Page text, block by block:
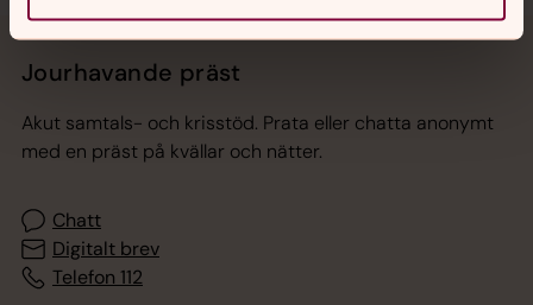
Jourhavande präst
Akut samtals- och krisstöd. Prata eller chatta anonymt
med en präst på kvällar och nätter.
Chatt
Digitalt brev
Telefon 112